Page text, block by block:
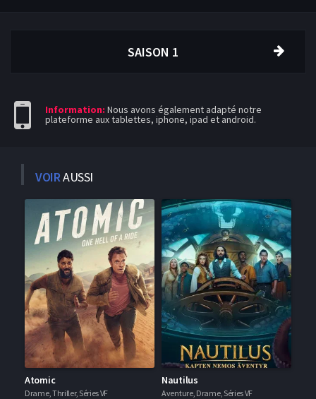
SAISON 1
Information: Nous avons également adapté notre
plateforme aux tablettes, iphone, ipad et android.
VOIRAUSSI
Atomic
Drame, Thriller, Séries VF
Nautilus
Aventure, Drame, Séries VF